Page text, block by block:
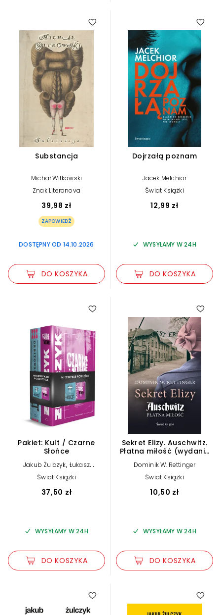
Substancja
Michał Witkowski
Znak Literanova
39,98 zł
ZAPOWIEDŹ
DOSTĘPNY OD 14.10.2026
DO KOSZYKA
Dojrzałą poznam
Jacek Melchior
Świat Książki
12,99 zł
WYSYŁAMY W 24H
DO KOSZYKA
Pakiet: Kult / Czarne
Słońce
Jakub Żulczyk, Łukasz
Orbitowski
Świat Książki
37,50 zł
WYSYŁAMY W 24H
DO KOSZYKA
Sekret Elizy. Auschwitz.
Płatna miłość (wydanie
Dominik W. Rettinger
Świat Książki
10,50 zł
WYSYŁAMY W 24H
DO KOSZYKA
4.35 5.00